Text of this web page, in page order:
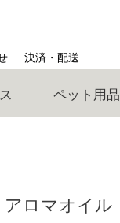
決済・配送
ペット用品
アロマオイル